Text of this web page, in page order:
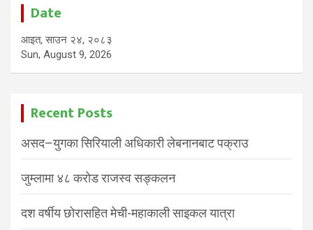
Date
आइत, साउन २४, २०८३
Sun, August 9, 2026
Recent Posts
असद–युगका सिरियाली अधिकारी लेबनानबाट पक्राउ
जुम्लामा ४८ करोड राजस्व सङ्कलन
दश वर्षीय छोरासहित मेची-महाकाली साइकल यात्रा